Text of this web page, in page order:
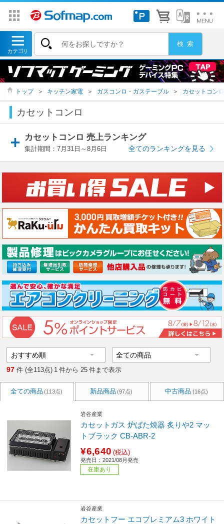
トップ ＞ キッチン家電 ＞ ガスコンロ・ガステーブル ＞ カセットコン
カセットコンロ
カセットコンロ 売上ランキング
集計期間：7月31日～8月6日 全てのランキングを見る
97 件 (全113点) 1 件から 25 件まで表示
全ての商品 (113点) 新品商品 (97点) 中古商品 (16点)
岩谷産業
カセットガス 炉ばた焼器 炙りや2 マッ
トブラック CB-ABR-2
¥6,640 (税込)
発売日：2021/08月発売
在庫あり
岩谷産業
カセットフー エコプレミアム3 ホワイト